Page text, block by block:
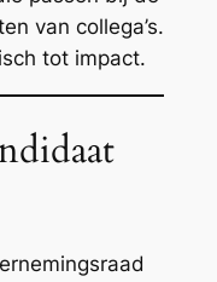
van collega’s.
tot impact.